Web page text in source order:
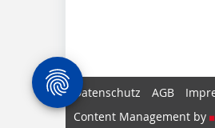
Datenschutz AGB
Content Management by